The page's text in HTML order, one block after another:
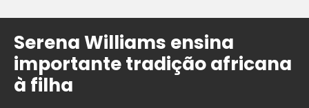
Serena Williams ensina
importante tradição africana
à filha